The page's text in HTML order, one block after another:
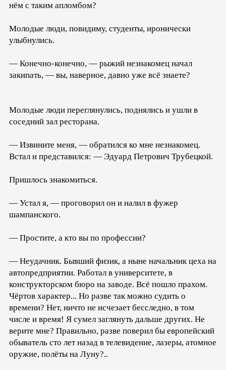
нём с таким апломбом?
Молодые люди, повидиму, студенты, иронически
улыбнулись.
— Конечно-конечно, — рыжий незнакомец начал
закипать, — вы, наверное, давно уже всё знаете?
Молодые люди переглянулись, поднялись и ушли в
соседний зал ресторана.
— Извините меня, — обратился ко мне незнакомец.
Встал и представился: — Эдуард Петрович Трубецкой.
Пришлось знакомиться.
— Устал я, — проговорил он и налил в фужер
шампанского.
— Простите, а кто вы по профессии?
— Неудачник. Бывший физик, а ныне начальник цеха на
автопредприятии. Работал в университете, в
конструкторском бюро на заводе. Всё пошло прахом.
Чёртов характер... Но разве так можно судить о
времени? Нет, ничто не исчезает бесследно, в том
числе и время! Я сумел заглянуть дальше других. Не
верите мне? Правильно, разве поверил бы европейский
обыватель сто лет назад в телевидение, лазеры, атомное
оружие, полёты на Луну?..